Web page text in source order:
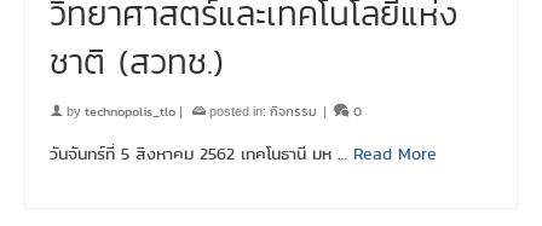
วิทยาศาสตร์และเทคโนโลยีแห่ง
ชาติ (สวทช.)
by technopolis_tlo | posted in: กิจกรรม | 0
วันจันทร์ที่ 5 สิงหาคม 2562 เทคโนธานี มห … Read More